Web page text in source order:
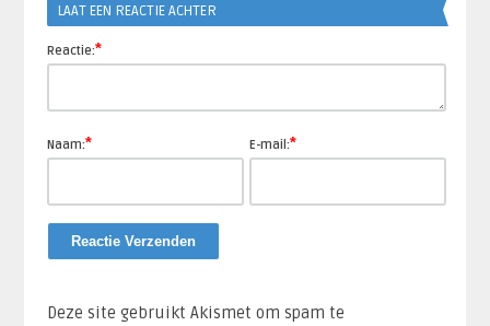
LAAT EEN REACTIE ACHTER
Reactie:*
Naam:* E-mail:*
Deze site gebruikt Akismet om spam te